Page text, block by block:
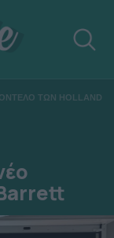
ΤΩΝ HOLLAND